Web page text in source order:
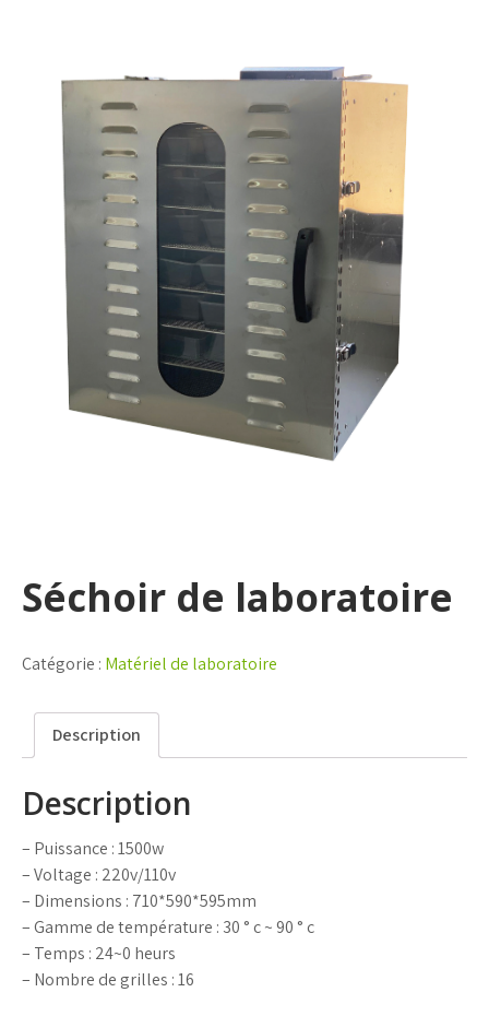
Séchoir de laboratoire
Catégorie : Matériel de laboratoire
Description
Description
– Puissance : 1500w
– Voltage : 220v/110v
– Dimensions : 710*590*595mm
– Gamme de température : 30 ° c ~ 90 ° c
– Temps : 24~0 heurs
– Nombre de grilles : 16